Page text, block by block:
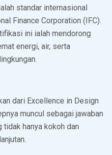
standar internasional
Finance Corporation (IFC).
ini ialah mendorong
energi, air, serta
dari Excellence in Design
muncul sebagai jawaban
tidak hanya kokoh dan